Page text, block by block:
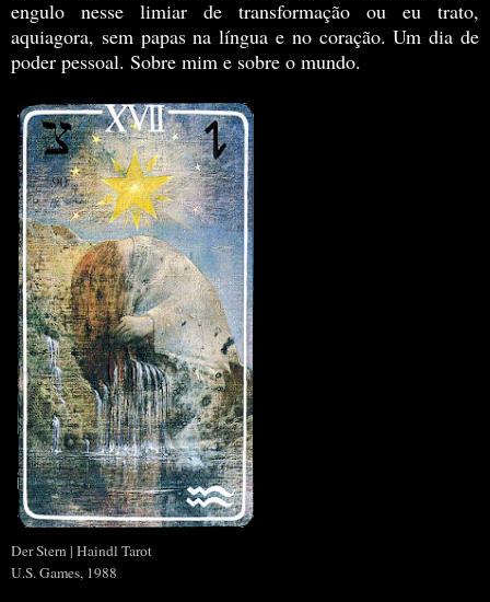
engulo nesse limiar de transformação ou eu trato,
aquiagora, sem papas na língua e no coração. Um dia de
poder pessoal. Sobre mim e sobre o mundo.
Der Stern | Haindl Tarot
U.S. Games, 1988